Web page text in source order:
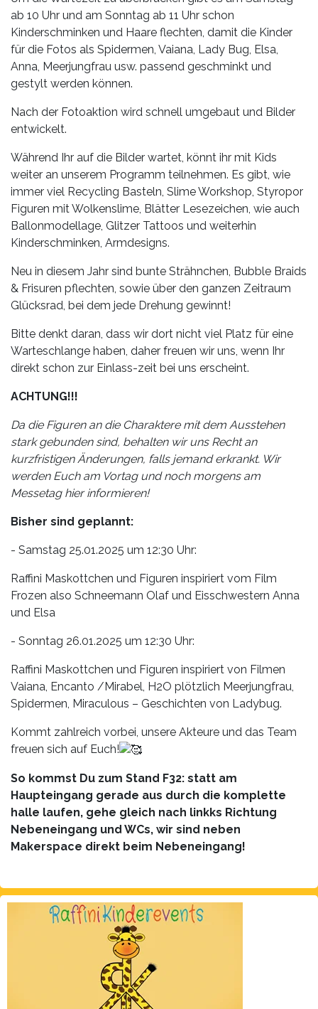
ab 10 Uhr und am Sonntag ab 11 Uhr schon
Kinderschminken und Haare flechten, damit die Kinder
für die Fotos als Spidermen, Vaiana, Lady Bug, Elsa,
Anna, Meerjungfrau usw. passend geschminkt und
gestylt werden können.
Nach der Fotoaktion wird schnell umgebaut und Bilder
entwickelt.
Während Ihr auf die Bilder wartet, könnt ihr mit Kids
weiter an unserem Programm teilnehmen. Es gibt, wie
immer viel Recycling Basteln, Slime Workshop, Styropor
Figuren mit Wolkenslime, Blätter Lesezeichen, wie auch
Ballonmodellage, Glitzer Tattoos und weiterhin
Kinderschminken, Armdesigns.
Neu in diesem Jahr sind bunte Strähnchen, Bubble Braids
& Frisuren pflechten, sowie über den ganzen Zeitraum
Glücksrad, bei dem jede Drehung gewinnt!
Bitte denkt daran, dass wir dort nicht viel Platz für eine
Warteschlange haben, daher freuen wir uns, wenn Ihr
direkt schon zur Einlass-zeit bei uns erscheint.
ACHTUNG!!!
Da die Figuren an die Charaktere mit dem Ausstehen
stark gebunden sind, behalten wir uns Recht an
kurzfristigen Änderungen, falls jemand erkrankt. Wir
werden Euch am Vortag und noch morgens am
Messetag hier informieren!
Bisher sind geplannt:
- Samstag 25.01.2025 um 12:30 Uhr:
Raffini Maskottchen und Figuren inspiriert vom Film
Frozen also Schneemann Olaf und Eisschwestern Anna
und Elsa
- Sonntag 26.01.2025 um 12:30 Uhr:
Raffini Maskottchen und Figuren inspiriert von Filmen
Vaiana, Encanto /Mirabel, H2O plötzlich Meerjungfrau,
Spidermen, Miraculous – Geschichten von Ladybug.
Kommt zahlreich vorbei, unsere Akteure und das Team
freuen sich auf Euch!
So kommst Du zum Stand F32: statt am
Haupteingang gerade aus durch die komplette
halle laufen, gehe gleich nach linkks Richtung
Nebeneingang und WCs, wir sind neben
Makerspace direkt beim Nebeneingang!